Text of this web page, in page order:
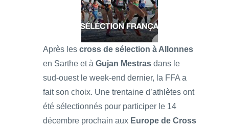
Après les cross de sélection à Allonnes
en Sarthe et à Gujan Mestras dans le
sud-ouest le week-end dernier, la FFA a
fait son choix. Une trentaine d’athlètes ont
été sélectionnés pour participer le 14
décembre prochain aux Europe de Cross